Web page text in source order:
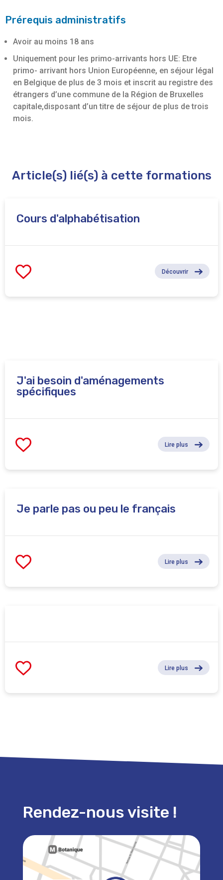
Prérequis administratifs
Avoir au moins 18 ans
Uniquement pour les primo-arrivants hors UE: Etre
primo- arrivant hors Union Européenne, en séjour légal
en Belgique de plus de 3 mois et inscrit au registre des
étrangers d’une commune de la Région de Bruxelles
capitale,disposant d’un titre de séjour de plus de trois
mois.
Article(s) lié(s) à cette formations
Cours d'alphabétisation
Découvrir
J'ai besoin d'aménagements
spécifiques
Lire plus
Je parle pas ou peu le français
Lire plus
Lire plus
Rendez-nous visite !